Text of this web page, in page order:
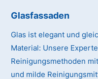
Glasfassaden
Glas ist elegant und
Material: Unsere
Reinigungsmethoden
und milde